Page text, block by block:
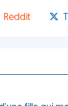
Reddit